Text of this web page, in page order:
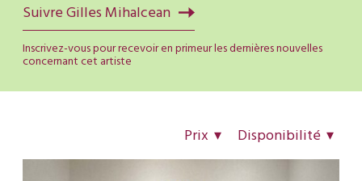
Suivre Gilles Mihalcean
Inscrivez-vous pour recevoir en primeur les dernières nouvelles
concernant cet artiste
Prix Disponibilité